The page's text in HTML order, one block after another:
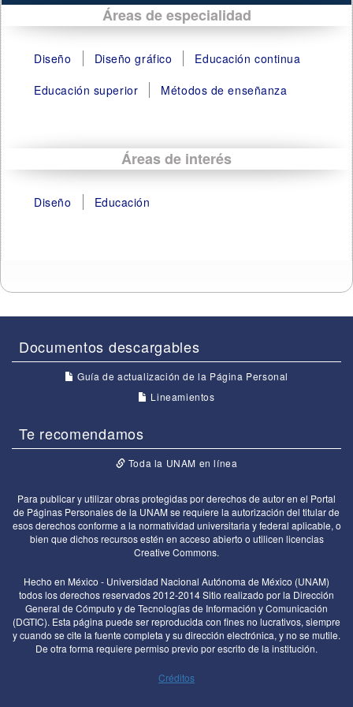
Áreas de especialidad
Diseño Diseño gráfico
Educación continua
Educación superior
Métodos de enseñanza
Áreas de interés
Diseño Educación
Documentos descargables
Guía de actualización de la Página Personal
Lineamientos
Te recomendamos
Toda la UNAM en línea
Para publicar y utilizar obras protegidas por derechos de autor en el Portal
de Páginas Personales de la UNAM se requiere la autorización del titular de
esos derechos conforme a la normatividad universitaria y federal aplicable, o
bien que dichos recursos estén en acceso abierto o utilicen licencias
Creative Commons.
Hecho en México - Universidad Nacional Autónoma de México (UNAM)
todos los derechos reservados 2012-2014 Sitio realizado por la Dirección
General de Cómputo y de Tecnologías de Información y Comunicación
(DGTIC). Esta página puede ser reproducida con fines no lucrativos, siempre
y cuando se cite la fuente completa y su dirección electrónica, y no se mutile.
De otra forma requiere permiso previo por escrito de la institución.
Créditos